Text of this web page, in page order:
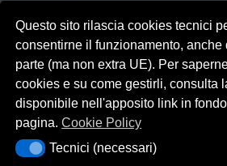
Dichiarazione di accessibilità
Portale realizzato con la piattaforma
Template Italia configurato sul tema
(Alioth)
Questo sito rilascia cookies tecnici
consentirne il funzionamento, anche
parte (ma non extra UE). Per
cookies e su come gestirli, consulta
disponibile nell'apposito link in
pagina.Cookie Policy
Tecnici (necessari)
Tecnici (necessari)